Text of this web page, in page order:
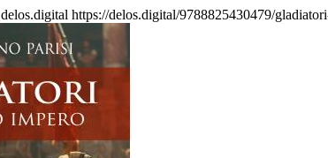
delos.digital https://delos.digital/9788825430479/